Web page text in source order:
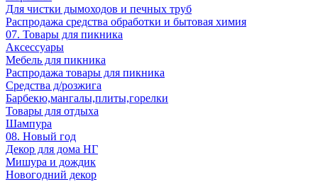
Для чистки дымоходов и печных труб
Распродажа средства обработки и бытовая химия
07. Товары для пикника
Аксессуары
Мебель для пикника
Распродажа товары для пикника
Средства д/розжига
Барбекю,мангалы,плиты,горелки
Товары для отдыха
Шампура
08. Новый год
Декор для дома НГ
Мишура и дождик
Новогодний декор